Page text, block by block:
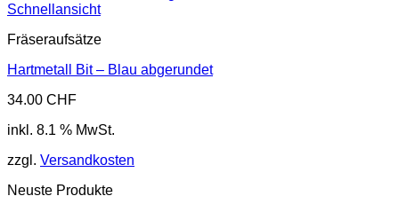
Schnellansicht
Fräseraufsätze
Hartmetall Bit – Blau abgerundet
34.00 CHF
inkl. 8.1 % MwSt.
zzgl. Versandkosten
Neuste Produkte